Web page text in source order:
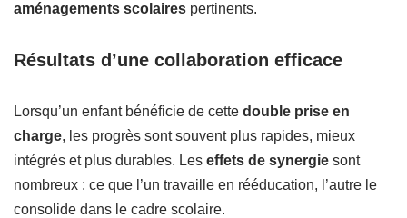
aménagements scolaires pertinents.
Résultats d’une collaboration efficace
Lorsqu’un enfant bénéficie de cette double prise en
charge, les progrès sont souvent plus rapides, mieux
intégrés et plus durables. Les effets de synergie sont
nombreux : ce que l’un travaille en rééducation, l’autre le
consolide dans le cadre scolaire.